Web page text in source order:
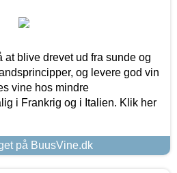
at blive drevet ud fra sunde og
og levere god vin
vine hos mindre
i Frankrig og i Italien. Klik her
på BuusVine.dk